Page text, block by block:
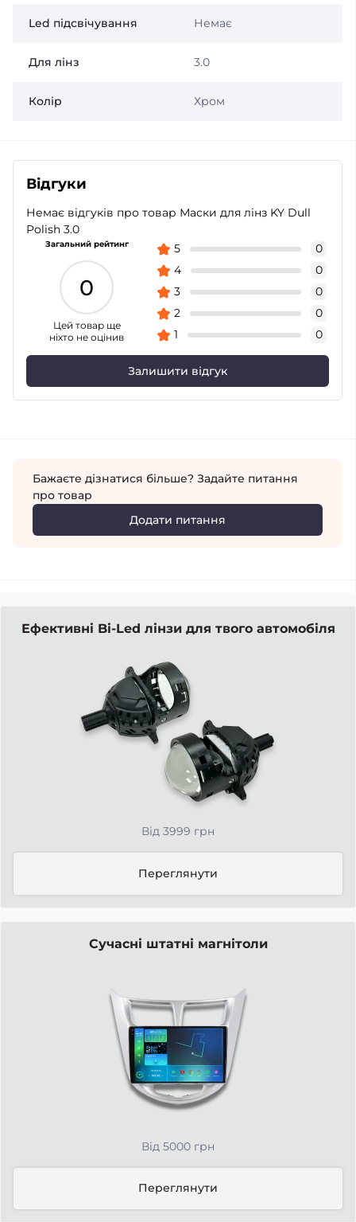
Led підсвічування Немає
Для лінз 3.0
Колір Хром
Відгуки
Немає відгуків про товар Маски для лінз KY Dull
Polish 3.0
Загальний рейтинг
0
Цей товар ще
ніхто не оцінив
5
0
4
0
3
0
2
0
1
0
Залишити відгук
Бажаєте дізнатися більше? Задайте питання
про товар
Додати питання
Ефективні Bi-Led лінзи для твого автомобіля
Від 3999 грн
Переглянути
Сучасні штатні магнітоли
Від 5000 грн
Переглянути